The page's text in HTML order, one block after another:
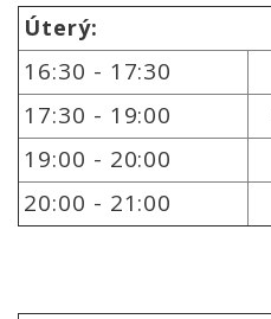
Úterý:
16:30 - 17:30
17:30 - 19:00
19:00 - 20:00
20:00 - 21:00